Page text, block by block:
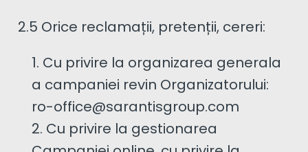
2.5 Orice reclamații, pretenții, cereri:
Cu privire la organizarea generala
a campaniei revin Organizatorului:
ro-office@sarantisgroup.com
Cu privire la gestionarea